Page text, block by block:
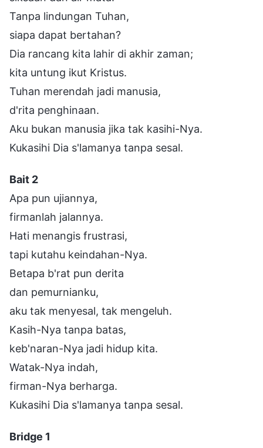
Tanpa lindungan Tuhan,
siapa dapat bertahan?
Dia rancang kita lahir di akhir zaman;
kita untung ikut Kristus.
Tuhan merendah jadi manusia,
d'rita penghinaan.
Aku bukan manusia jika tak kasihi-Nya.
Kukasihi Dia s'lamanya tanpa sesal.
Bait 2
Apa pun ujiannya,
firmanlah jalannya.
Hati menangis frustrasi,
tapi kutahu keindahan-Nya.
Betapa b'rat pun derita
dan pemurnianku,
aku tak menyesal, tak mengeluh.
Kasih-Nya tanpa batas,
keb'naran-Nya jadi hidup kita.
Watak-Nya indah,
firman-Nya berharga.
Kukasihi Dia s'lamanya tanpa sesal.
Bridge 1